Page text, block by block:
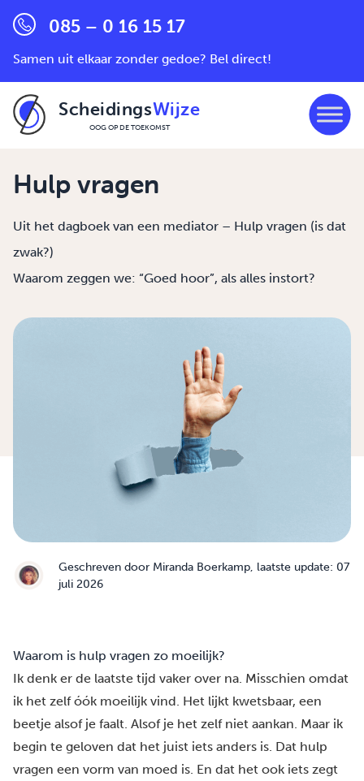
085 – 0 16 15 17
Samen uit elkaar zonder gedoe? Bel direct!
ScheidingsWijze
OOG OP DE TOEKOMST
Hulp vragen
Uit het dagboek van een mediator – Hulp vragen (is dat
zwak?)
Waarom zeggen we: “Goed hoor”, als alles instort?
Geschreven door Miranda Boerkamp, laatste update: 07
juli 2026
Waarom is hulp vragen zo moeilijk?
Ik denk er de laatste tijd vaker over na. Misschien omdat
ik het zelf óók moeilijk vind. Het lijkt kwetsbaar, een
beetje alsof je faalt. Alsof je het zelf niet aankan. Maar ik
begin te geloven dat het juist iets anders is. Dat hulp
vragen een vorm van moed is. En dat het ook iets zegt